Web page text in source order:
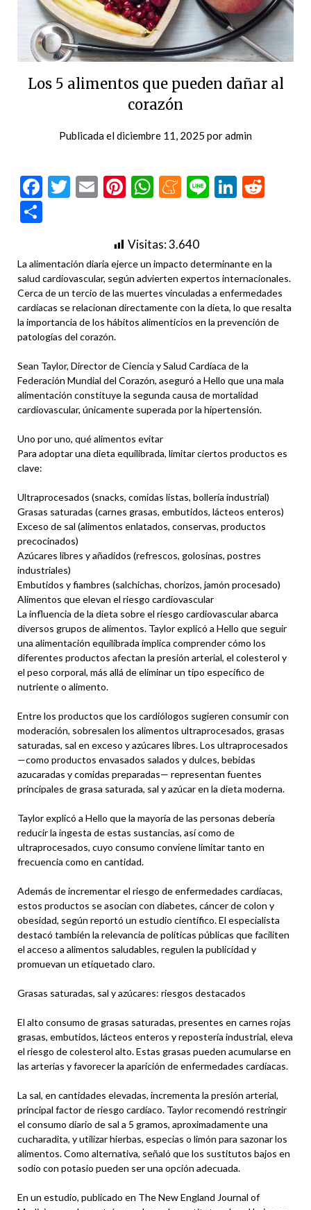
Los 5 alimentos que pueden dañar al
corazón
Publicada eldiciembre 11, 2025 poradmin
Facebook
Twitter
EmailPinterest
WhatsApp
Meneame
Line
Visitas:3.640
La alimentación diaria ejerce un impacto determinante en la
salud cardiovascular, según advierten expertos internacionales.
Cerca de un tercio de las muertes vinculadas a enfermedades
cardíacas se relacionan directamente con la dieta, lo que resalta
la importancia de los hábitos alimenticios en la prevención de
patologías del corazón.
Sean Taylor, Director de Ciencia y Salud Cardíaca de la
Federación Mundial del Corazón, aseguró a Hello que una mala
alimentación constituye la segunda causa de mortalidad
cardiovascular, únicamente superada por la hipertensión.
Uno por uno, qué alimentos evitar
Para adoptar una dieta equilibrada, limitar ciertos productos es
clave:
Ultraprocesados (snacks, comidas listas, bollería industrial)
Grasas saturadas (carnes grasas, embutidos, lácteos enteros)
Exceso de sal (alimentos enlatados, conservas, productos
precocinados)
Azúcares libres y añadidos (refrescos, golosinas, postres
industriales)
Embutidos y fiambres (salchichas, chorizos, jamón procesado)
Alimentos que elevan el riesgo cardiovascular
La influencia de la dieta sobre el riesgo cardiovascular abarca
diversos grupos de alimentos. Taylor explicó a Hello que seguir
una alimentación equilibrada implica comprender cómo los
diferentes productos afectan la presión arterial, el colesterol y
el peso corporal, más allá de eliminar un tipo específico de
nutriente o alimento.
Entre los productos que los cardiólogos sugieren consumir con
moderación, sobresalen los alimentos ultraprocesados, grasas
saturadas, sal en exceso y azúcares libres. Los ultraprocesados
—como productos envasados salados y dulces, bebidas
azucaradas y comidas preparadas— representan fuentes
principales de grasa saturada, sal y azúcar en la dieta moderna.
Taylor explicó a Hello que la mayoría de las personas debería
reducir la ingesta de estas sustancias, así como de
ultraprocesados, cuyo consumo conviene limitar tanto en
frecuencia como en cantidad.
Además de incrementar el riesgo de enfermedades cardíacas,
estos productos se asocian con diabetes, cáncer de colon y
obesidad, según reportó un estudio científico. El especialista
destacó también la relevancia de políticas públicas que faciliten
el acceso a alimentos saludables, regulen la publicidad y
promuevan un etiquetado claro.
Grasas saturadas, sal y azúcares: riesgos destacados
El alto consumo de grasas saturadas, presentes en carnes rojas
grasas, embutidos, lácteos enteros y repostería industrial, eleva
el riesgo de colesterol alto. Estas grasas pueden acumularse en
las arterias y favorecer la aparición de enfermedades cardíacas.
La sal, en cantidades elevadas, incrementa la presión arterial,
principal factor de riesgo cardíaco. Taylor recomendó restringir
el consumo diario de sal a 5 gramos, aproximadamente una
cucharadita, y utilizar hierbas, especias o limón para sazonar los
alimentos. Como alternativa, señaló que los sustitutos bajos en
sodio con potasio pueden ser una opción adecuada.
En un estudio, publicado en The New England Journal of